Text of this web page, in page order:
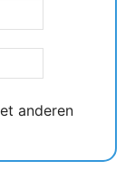
anderen